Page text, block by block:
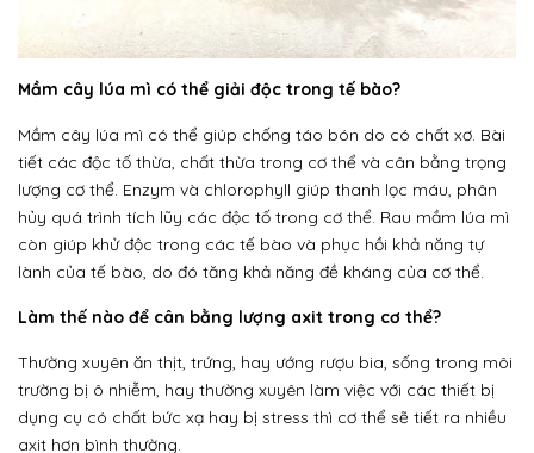
Mầm cây lúa mì có thể giải độc trong tế bào?
Mầm cây lúa mì có thể giúp chống táo bón do có chất xơ. Bài
tiết các độc tố thừa, chất thừa trong cơ thể và cân bằng trọng
lượng cơ thể. Enzym và chlorophyll giúp thanh lọc máu, phân
hủy quá trình tích lũy các độc tố trong cơ thể. Rau mầm lúa mì
còn giúp khử độc trong các tế bào và phục hồi khả năng tự
lành của tế bào, do đó tăng khả năng đề kháng của cơ thể.
Làm thế nào để cân bằng lượng axit trong cơ thể?
Thường xuyên ăn thịt, trứng, hay ướng rượu bia, sống trong môi
trường bị ô nhiễm, hay thường xuyên làm việc với các thiết bị
dụng cụ có chất bức xạ hay bị stress thì cơ thể sẽ tiết ra nhiều
axit hơn bình thường.